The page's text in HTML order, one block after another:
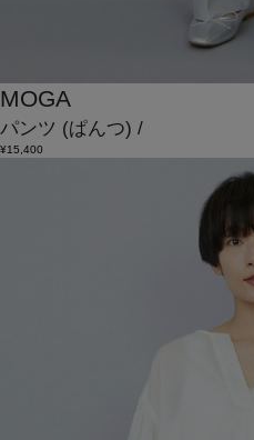
MOGA
パンツ (ぱんつ) /
¥15,400